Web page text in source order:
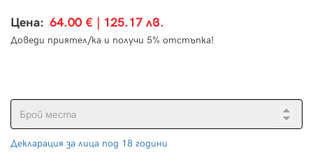
Цена: 64.00 € | 125.17 лв.
Доведи приятел/ка и получи 5% отстъпка!
Декларация за лица под 18 години